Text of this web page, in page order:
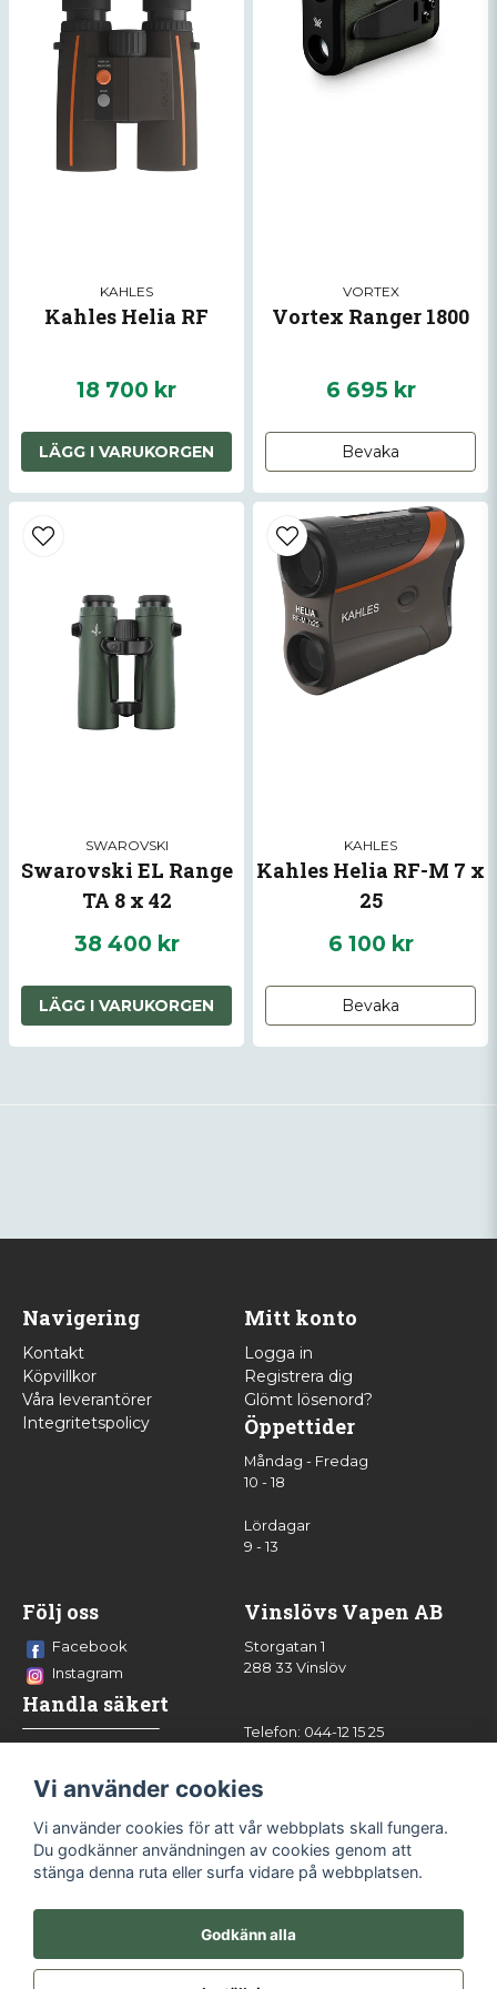
KAHLES
Kahles Helia RF
18 700 kr
LÄGG I VARUKORGEN
VORTEX
Vortex Ranger 1800
6 695 kr
Bevaka
SWAROVSKI
Swarovski EL Range
TA 8 x 42
38 400 kr
LÄGG I VARUKORGEN
KAHLES
Kahles Helia RF-M 7 x
25
6 100 kr
Bevaka
Navigering
Kontakt
Köpvillkor
Våra leverantörer
Integritetspolicy
Mitt konto
Logga in
Registrera dig
Glömt lösenord?
Öppettider
Måndag - Fredag
10 - 18
Lördagar
9 - 13
Följ oss
Facebook
Instagram
Handla säkert
Vinslövs Vapen AB
Storgatan 1
288 33 Vinslöv
Telefon: 044-12 15 25
Vi använder cookies
Vi använder cookies för att vår webbplats skall fungera.
Du godkänner användningen av cookies genom att
stänga denna ruta eller surfa vidare på webbplatsen.
Godkänn alla